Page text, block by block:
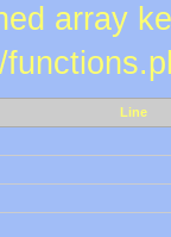
array
Line